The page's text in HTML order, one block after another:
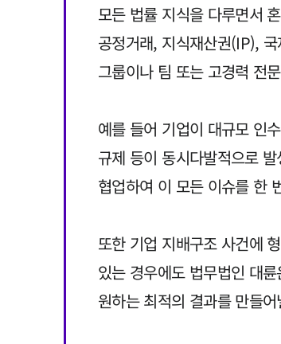
모든 법률 지식을 다루면서
공정거래, 지식재산권(IP),
그룹이나 팀 또는 고경력 전
예를 들어 기업이 대규모 인
규제 등이 동시다발적으로
협업하여 이 모든 이슈를 한
또한 기업 지배구조 사건에
있는 경우에도 법무법인 대
원하는 최적의 결과를 만들